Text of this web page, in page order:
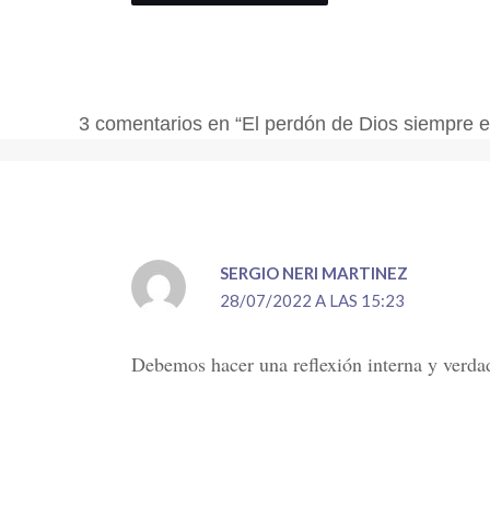
3 comentarios en “El perdón de Dios siempre
SERGIO NERI MARTINEZ
28/07/2022 A LAS 15:23
Debemos hacer una reflexión interna y